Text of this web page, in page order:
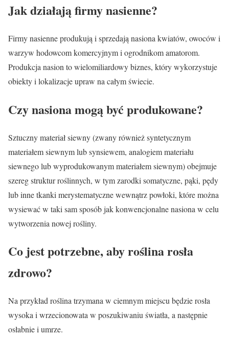
Jak działają firmy nasienne?
Firmy nasienne produkują i sprzedają nasiona kwiatów, owoców i
warzyw hodowcom komercyjnym i ogrodnikom amatorom.
Produkcja nasion to wielomiliardowy biznes, który wykorzystuje
obiekty i lokalizacje upraw na całym świecie.
Czy nasiona mogą być produkowane?
Sztuczny materiał siewny (zwany również syntetycznym
materiałem siewnym lub synsiewem, analogiem materiału
siewnego lub wyprodukowanym materiałem siewnym) obejmuje
szereg struktur roślinnych, w tym zarodki somatyczne, pąki, pędy
lub inne tkanki merystematyczne wewnątrz powłoki, które można
wysiewać w taki sam sposób jak konwencjonalne nasiona w celu
wytworzenia nowej rośliny.
Co jest potrzebne, aby roślina rosła
zdrowo?
Na przykład roślina trzymana w ciemnym miejscu będzie rosła
wysoka i wrzecionowata w poszukiwaniu światła, a następnie
osłabnie i umrze.